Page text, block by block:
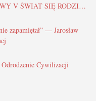
V ŚWIAT SIĘ RODZI…
zapamiętał” — Jarosław
Cywilizacji